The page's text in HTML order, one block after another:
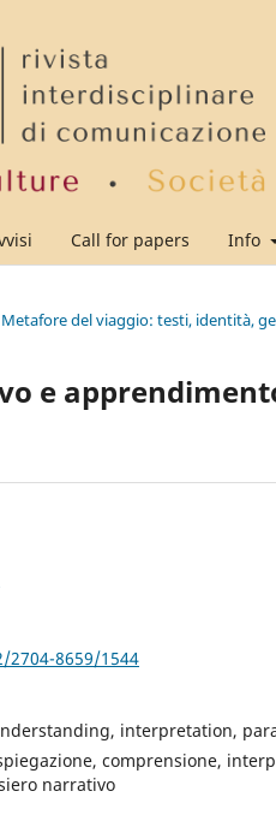
Call for papers Info
Metafore del viaggio: testi, identità,
e
8659/1544
interpretation,
comprensione,
narrativo